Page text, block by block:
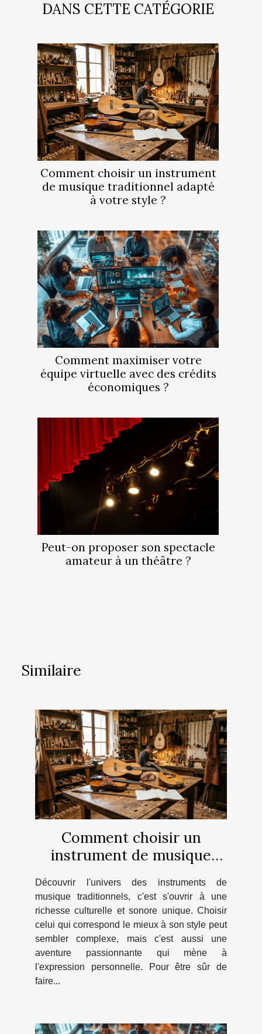
DANS CETTE CATÉGORIE
Comment choisir un instrument
de musique traditionnel adapté
à votre style ?
Comment maximiser votre
équipe virtuelle avec des crédits
économiques ?
Peut-on proposer son spectacle
amateur à un théâtre ?
Similaire
Comment choisir un
instrument de musique
style ?
Découvrir l'univers des instruments de
musique traditionnels, c'est s'ouvrir à une
richesse culturelle et sonore unique. Choisir
celui qui correspond le mieux à son style peut
sembler complexe, mais c'est aussi une
aventure passionnante qui mène à
l'expression personnelle. Pour être sûr de
faire...